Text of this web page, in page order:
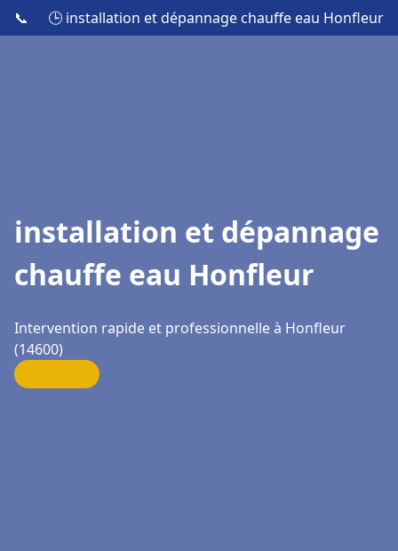
📞 🕒 installation et dépannage chauffe eau Honfleur
installation et dépannage
chauffe eau Honfleur
Intervention rapide et professionnelle à Honfleur
(14600)